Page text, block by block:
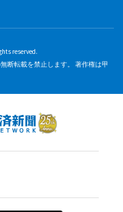
reserved.
断転載を禁止します。 著作権は甲